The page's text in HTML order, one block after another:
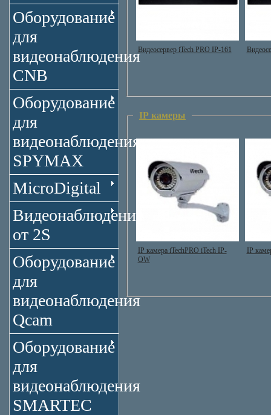
Оборудование
для
видеонаблюдения
CNB
Оборудование
для
видеонаблюдения
SPYMAX
MicroDigital
Видеонаблюдение
от 2S
Оборудование
для
видеонаблюдения
Qcam
Оборудование
для
видеонаблюдения
SMARTEC
Видеосервер iTech PRO IP-161
IP камеры
IP камера iTechPRO iTech IP-
OW
IP